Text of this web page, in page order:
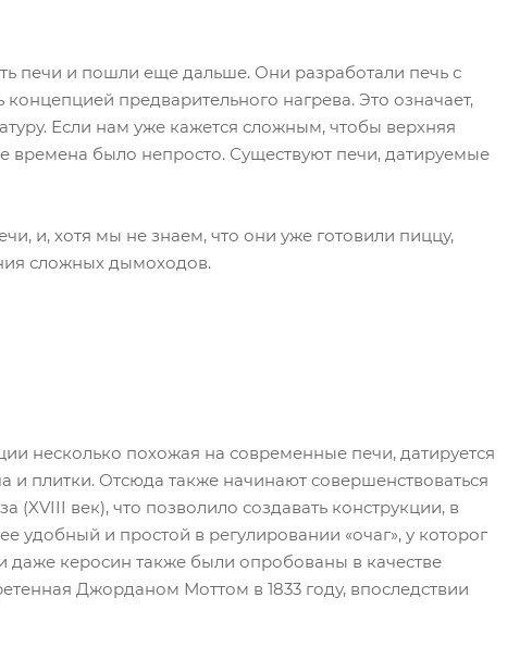
печи и пошли еще дальше. Они разработали печь с
предварительного нагрева. Это означает,
Если нам уже кажется сложным, чтобы верхняя
времена было непросто. Существуют печи, датируемые
и, хотя мы не знаем, что они уже готовили пиццу,
сложных дымоходов.
несколько похожая на современные печи, датируется
и плитки. Отсюда также начинают совершенствоваться
век), что позволило создавать конструкции, в
удобный и простой в регулировании «очаг», у которог
керосин также были опробованы в качестве
Джорданом Моттом в 1833 году, впоследствии